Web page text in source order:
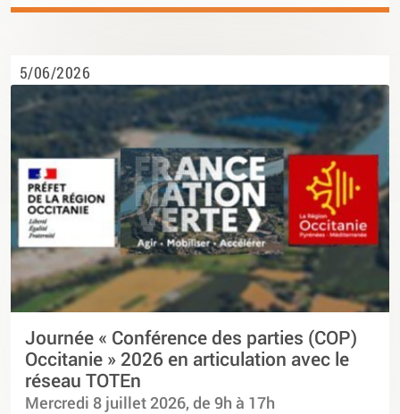
5/06/2026
Journée « Conférence des parties (COP)
Occitanie » 2026 en articulation avec le
réseau TOTEn
Mercredi 8 juillet 2026, de 9h à 17h